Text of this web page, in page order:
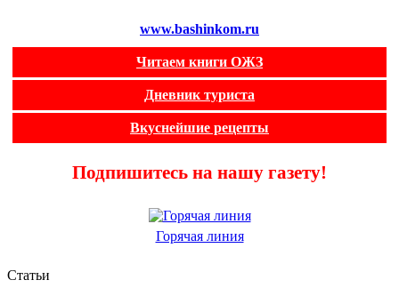
www.bashinkom.ru
Читаем книги ОЖЗ
Дневник туриста
Вкуснейшие рецепты
Подпишитесь на нашу газету!
Горячая линия
Статьи